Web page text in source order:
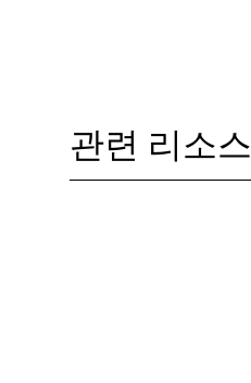
관련 리소스